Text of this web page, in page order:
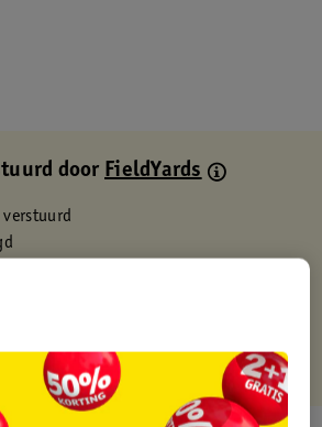
doorFieldYards
verstuurd
Kruidvat kaart